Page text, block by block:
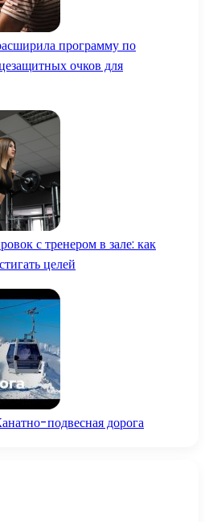
программу по
очков для
с тренером в зале: как
целей
подвесная дорога